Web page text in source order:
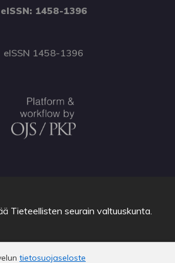
eISSN: 1458-1396
eISSN 1458-1396
tietosuojaseloste
Tieteellisten seurain valtuuskunta.